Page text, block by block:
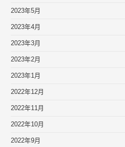
2023年5月
2023年4月
2023年3月
2023年2月
2023年1月
2022年12月
2022年11月
2022年10月
2022年9月